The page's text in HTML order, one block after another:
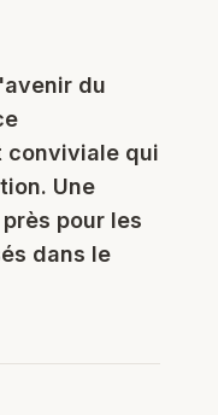
du
conviviale qui
Une
pour les
dans le